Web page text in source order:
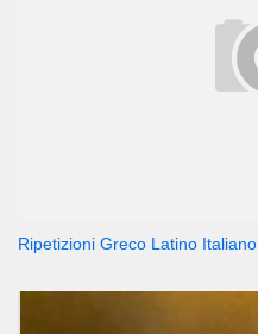
Ripetizioni Greco Latino Italiano